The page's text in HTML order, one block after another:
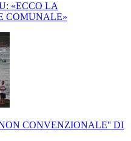
«ECCO LA
COMUNALE»
CONVENZIONALE'' DI